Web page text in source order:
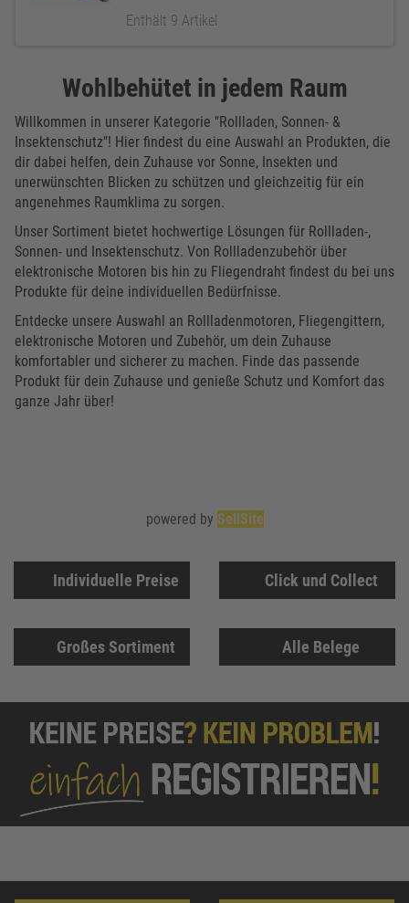
Enthält 9 Artikel
Wohlbehütet in jedem Raum
Willkommen in unserer Kategorie "Rollladen, Sonnen- &
Insektenschutz"! Hier findest du eine Auswahl an Produkten, die
dir dabei helfen, dein Zuhause vor Sonne, Insekten und
unerwünschten Blicken zu schützen und gleichzeitig für ein
angenehmes Raumklima zu sorgen.
Unser Sortiment bietet hochwertige Lösungen für Rollladen-,
Sonnen- und Insektenschutz. Von Rollladenzubehör über
elektronische Motoren bis hin zu Fliegendraht findest du bei uns
Produkte für deine individuellen Bedürfnisse.
Entdecke unsere Auswahl an Rollladenmotoren, Fliegengittern,
elektronische Motoren und Zubehör, um dein Zuhause
komfortabler und sicherer zu machen. Finde das passende
Produkt für dein Zuhause und genieße Schutz und Komfort das
ganze Jahr über!
Individuelle Preise Click und Collect
Großes Sortiment Alle Belege
powered by SellSite